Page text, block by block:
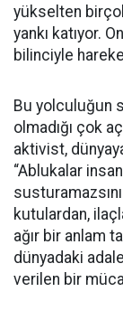
yükselten
yankı katıyor.
bilinciyle
Bu yolculuğun
olmadığı çok
aktivist,
“Ablukalar
kutulardan,
ağır bir anlam
dünyadaki
verilen bir